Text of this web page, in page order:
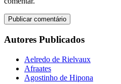
Autores Publicados
Aelredo de Rielvaux
Afraates
Agostinho de Hipona